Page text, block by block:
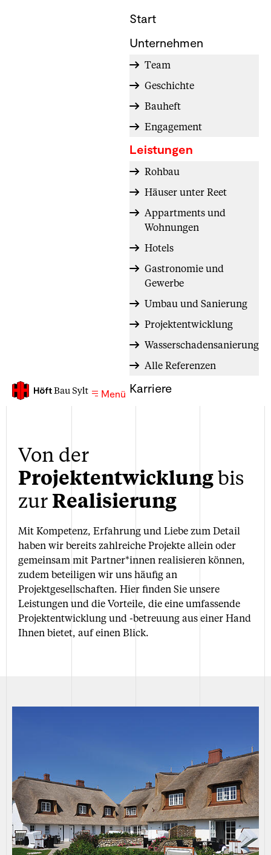
Menü
Start
Unternehmen
Team
Geschichte
Bauheft
Engagement
Leistungen
Rohbau
Häuser unter Reet
Appartments und
Wohnungen
Hotels
Gastronomie und
Gewerbe
Umbau und Sanierung
Projektentwicklung
Wasserschadensanierung
Alle Referenzen
Karriere
Von der
Projektentwicklungbis
zurRealisierung
Mit Kompetenz, Erfahrung und Liebe zum Detail
haben wir bereits zahlreiche Projekte allein oder
gemeinsam mit Partner*innen realisieren können,
zudem beteiligen wir uns häufig an
Projektgesellschaften. Hier finden Sie unsere
Leistungen und die Vorteile, die eine umfassende
Projektentwicklung und -betreuung aus einer Hand
Ihnen bietet, auf einen Blick.